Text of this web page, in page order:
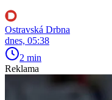
Ostravská Drbna
dnes, 05:38
2 min
Reklama